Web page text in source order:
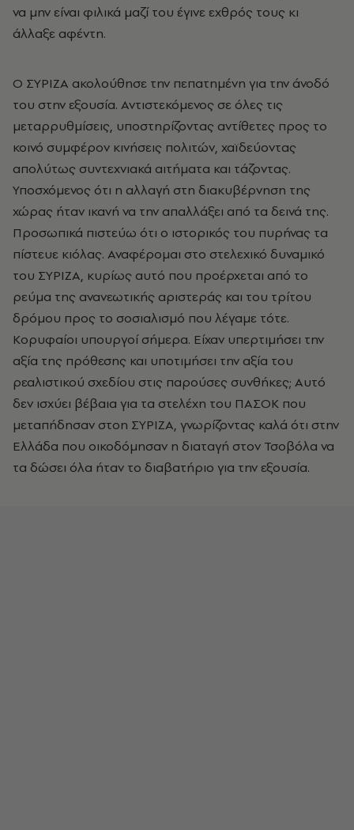
να μην είναι φιλικά μαζί του έγινε εχθρός τους κι
άλλαξε αφέντη.
Ο ΣΥΡΙΖΑ ακολούθησε την πεπατημένη για την άνοδό
του στην εξουσία. Αντιστεκόμενος σε όλες τις
μεταρρυθμίσεις, υποστηρίζοντας αντίθετες προς το
κοινό συμφέρον κινήσεις πολιτών, χαϊδεύοντας
απολύτως συντεχνιακά αιτήματα και τάζοντας.
Υποσχόμενος ότι η αλλαγή στη διακυβέρνηση της
χώρας ήταν ικανή να την απαλλάξει από τα δεινά της.
Προσωπικά πιστεύω ότι ο ιστορικός του πυρήνας τα
πίστευε κιόλας. Αναφέρομαι στο στελεχικό δυναμικό
του ΣΥΡΙΖΑ, κυρίως αυτό που προέρχεται από το
ρεύμα της ανανεωτικής αριστεράς και του τρίτου
δρόμου προς το σοσιαλισμό που λέγαμε τότε.
Κορυφαίοι υπουργοί σήμερα. Είχαν υπερτιμήσει την
αξία της πρόθεσης και υποτιμήσει την αξία του
ρεαλιστικού σχεδίου στις παρούσες συνθήκες; Αυτό
δεν ισχύει βέβαια για τα στελέχη του ΠΑΣΟΚ που
μεταπήδησαν στοn ΣΥΡΙΖΑ, γνωρίζοντας καλά ότι στην
Ελλάδα που οικοδόμησαν η διαταγή στον Τσοβόλα να
τα δώσει όλα ήταν το διαβατήριο για την εξουσία.